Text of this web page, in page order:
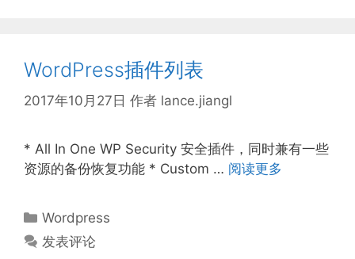
WordPress插件列表
2017年10月27日 作者 lance.jiangl
* All In One WP Security 安全插件，同时兼有一些
资源的备份恢复功能 * Custom … 阅读更多
分
类
Wordpress
发表评论